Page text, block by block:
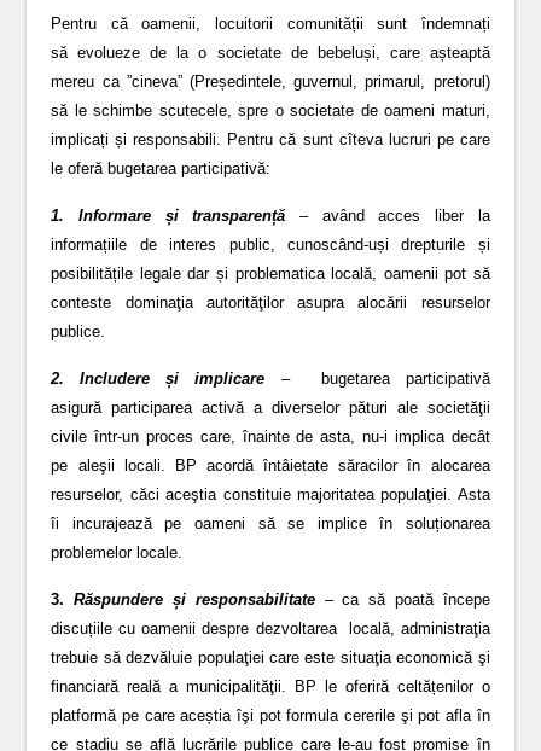
Pentru că oamenii, locuitorii comunității sunt îndemnați
să evolueze de la o societate de bebeluși, care așteaptă
mereu ca ”cineva” (Președintele, guvernul, primarul, pretorul)
să le schimbe scutecele, spre o societate de oameni maturi,
implicați și responsabili. Pentru că sunt cîteva lucruri pe care
le oferă bugetarea participativă:
1. Informare și transparență
– având acces liber la
informațiile de interes public, cunoscând-uși drepturile și
posibilitățile legale dar și problematica locală, oamenii pot să
conteste dominaţia autorităţilor asupra alocării resurselor
publice.
2. Includere și implicare
– bugetarea participativă
asigură participarea activă a diverselor pături ale societăţii
civile într-un proces care, înainte de asta, nu-i implica decât
pe aleşii locali. BP acordă întâietate săracilor în alocarea
resurselor, căci aceştia constituie majoritatea populaţiei. Asta
îi incurajează pe oameni să se implice în soluționarea
problemelor locale.
3.Răspundere și responsabilitate –ca să poată începe
discuțiile cu oamenii despre dezvoltarea locală, administraţia
trebuie să dezvăluie populaţiei care este situaţia economică şi
financiară reală a municipalităţii. BP le oferiră celtățenilor o
platformă pe care aceștia îşi pot formula cererile şi pot afla în
ce stadiu se află lucrările publice care le-au fost promise în